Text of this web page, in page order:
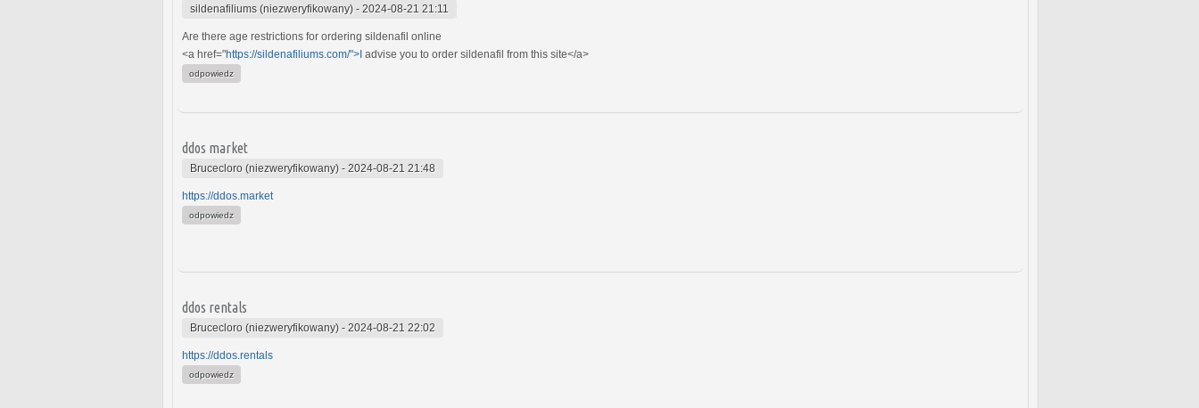
sildenafiliums (niezweryfikowany) - 2024-08-21 21:11
Are there age restrictions for ordering sildenafil online
<a href="https://sildenafiliums.com/">I advise you to order sildenafil from this site</a>
odpowiedz
ddos market
Brucecloro (niezweryfikowany) - 2024-08-21 21:48
https://ddos.market
odpowiedz
ddos rentals
Brucecloro (niezweryfikowany) - 2024-08-21 22:02
https://ddos.rentals
odpowiedz